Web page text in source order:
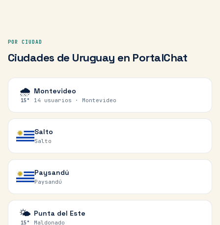
POR CIUDAD
Ciudades de Uruguay en PortalChat
🌧️
15°
Montevideo
14 usuarios · Montevideo
Salto
Salto
Paysandú
Paysandú
🌤️
15°
Punta del Este
Maldonado